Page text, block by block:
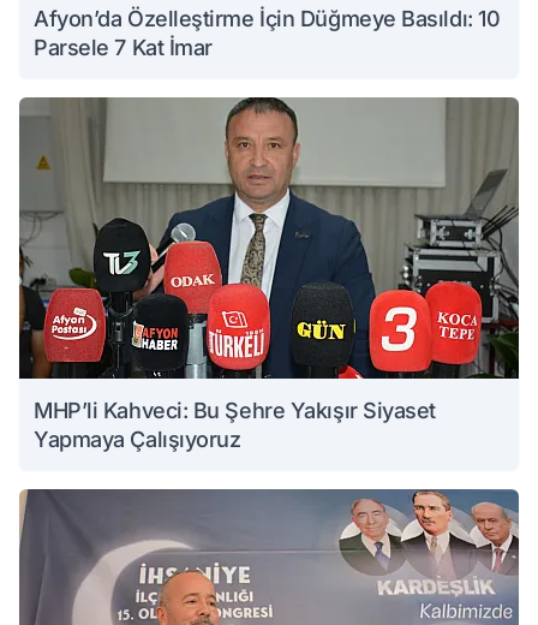
Afyon’da Özelleştirme İçin Düğmeye Basıldı: 10
Parsele 7 Kat İmar
MHP’li Kahveci: Bu Şehre Yakışır Siyaset
Yapmaya Çalışıyoruz